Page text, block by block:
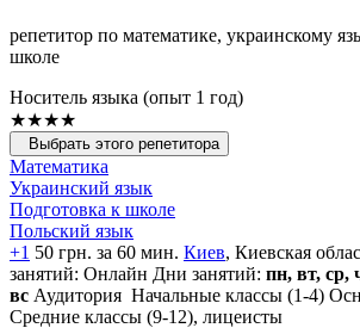
репетитор по математике, украинскому
школе
Носитель языка (опыт 1 год)
★★★★
Выбрать этого репетитора
Математика
Украинский язык
Подготовка к школе
Польский язык
+1 50 грн. за 60 мин. Киев, Киевская
занятий: Онлайн Дни занятий: пн, вт, ср,
вс Аудитория Начальные классы (1-4)
Средние классы (9-12), лицеисты